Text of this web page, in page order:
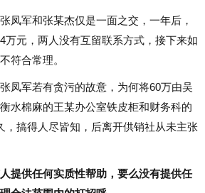
凤军和张某杰仅是一面之交，一年后，
万元，两人没有互留联系方式，接下来如
符合常理。
凤军若有贪污的故意，为何将60万由吴
水棉麻的王某办公室铁皮柜和财务科的
，搞得人尽皆知，后离开供销社从未主张
提供任何实质性帮助，要么没有提供任